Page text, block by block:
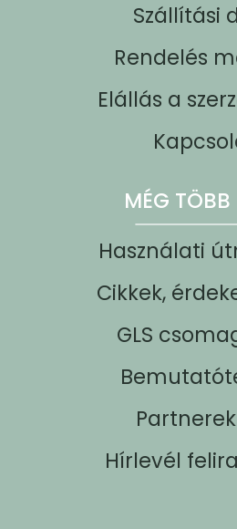
Szállítási
Rendelés
Elállás a
MÉG TÖBB
Használati
Cikkek,
GLS
Hírlevél